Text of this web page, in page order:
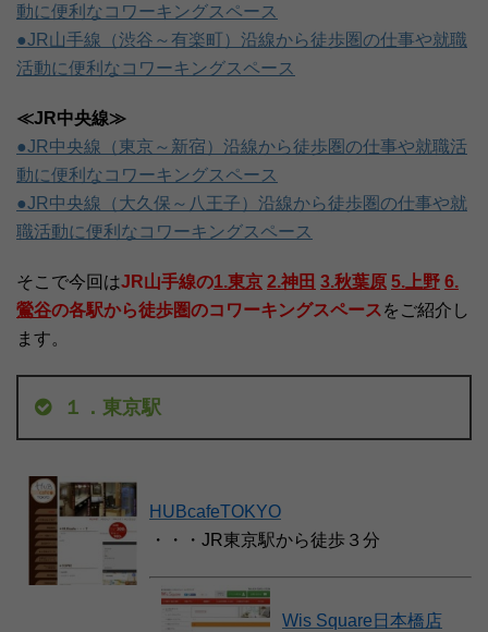
動に便利なコワーキングスペース
●JR山手線（渋谷～有楽町）沿線から徒歩圏の仕事や就職
活動に便利なコワーキングスペース
≪JR中央線≫
●JR中央線（東京～新宿）沿線から徒歩圏の仕事や就職活
動に便利なコワーキングスペース
●JR中央線（大久保～八王子）沿線から徒歩圏の仕事や就
職活動に便利なコワーキングスペース
そこで今回はJR山手線の1.東京 2.神田 3.秋葉原 5.上野 6.
鶯谷の各駅から徒歩圏のコワーキングスペース をご紹介し
ます。
１．東京駅
HUBcafeTOKYO
・・・JR東京駅から徒歩３分
Wis Square日本橋店